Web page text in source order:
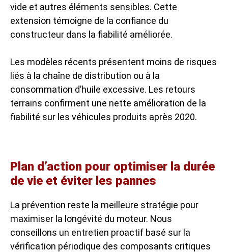
vide et autres éléments sensibles. Cette
extension témoigne de la confiance du
constructeur dans la fiabilité améliorée.
Les modèles récents présentent moins de risques
liés à la chaîne de distribution ou à la
consommation d’huile excessive. Les retours
terrains confirment une nette amélioration de la
fiabilité sur les véhicules produits après 2020.
Plan d’action pour optimiser la durée
de vie et éviter les pannes
La prévention reste la meilleure stratégie pour
maximiser la longévité du moteur. Nous
conseillons un entretien proactif basé sur la
vérification périodique des composants critiques